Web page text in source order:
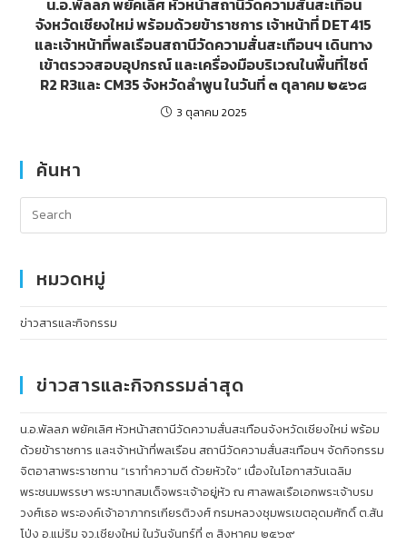
น.อ.พัลลภ พยัคเลิศ หัวหน้าสถานีวัดความสั่นสะเทือน
จังหวัดเชียงใหม่ พร้อมด้วยข้าราชการ เจ้าหน้าที่ DET415
และเจ้าหน้าที่พลเรือนสถานีวัดความสั่นสะเทือนฯ เดินทาง
เข้าตรวจสอบอุปกรณ์ และเครื่องมือบริเวณในพื้นที่ไซต์
R2 R3และ CM35 จังหวัดลำพูน ในวันที่ ๓ ตุลาคม ๒๕๖๘
3 ตุลาคม 2025
ค้นหา
หมวดหมู่
ข่าวสารและกิจกรรม
ข่าวสารและกิจกรรมล่าสุด
น.อ.พัลลภ พยัคเลิศ หัวหน้าสถานีวัดความสั่นสะเทือนจังหวัดเชียงใหม่ พร้อม
ด้วยข้าราชการ และเจ้าหน้าที่พลเรือน สถานีวัดความสั่นสะเทือนฯ จัดกิจกรรม
จิตอาสาพระราชทาน “เราทำความดี ด้วยหัวใจ” เนื่องในโอกาสวันเฉลิม
พระชนมพรรษา พระบาทสมเด็จพระเจ้าอยู่หัว ณ ศาลพลเรือเอกพระเจ้าบรม
วงศ์เธอ พระองค์เจ้าอาภากรเกียรติวงศ์ กรมหลวงชุมพรเขตอุดมศักดิ์ ต.สัน
โป่ง อ.แม่ริม จว.เชียงใหม่ ในวันจันทร์ที่ ๓ สิงหาคม ๒๕๖๙